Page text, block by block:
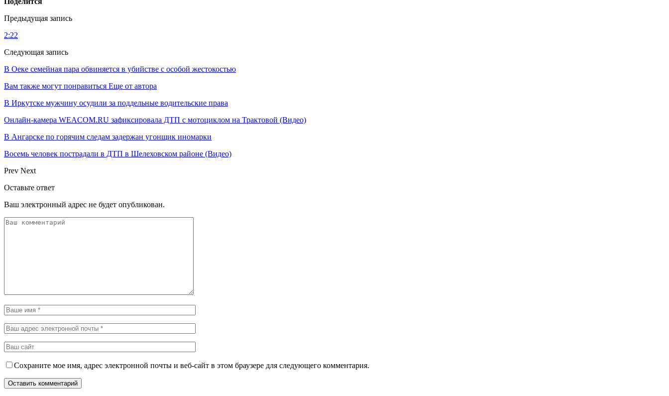
Предыдущая запись
2:22
Следующая запись
В Оеке семейная пара обвиняется в убийстве с особой жестокостью
Вам также могут понравиться Еще от автора
В Иркутске мужчину осудили за поддельные водительские права
Онлайн-камера WEACOM.RU зафиксировала ДТП с мотоциклом на Трактовой (Видео)
В Ангарске по горячим следам задержан угонщик иномарки
Восемь человек пострадали в ДТП в Шелеховском районе (Видео)
Prev Next
Оставьте ответ
Ваш электронный адрес не будет опубликован.
Сохраните мое имя, адрес электронной почты и веб-сайт в этом браузере для следующего комментария.